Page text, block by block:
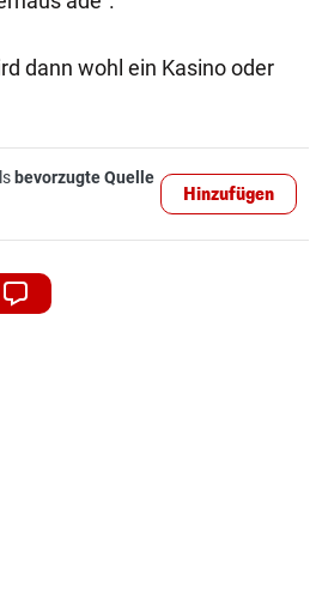
dann wohl ein Kasino oder
bevorzugte Quelle
Hinzufügen